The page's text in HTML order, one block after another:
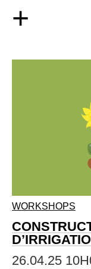
+
WORKSHOPS
26.04.25